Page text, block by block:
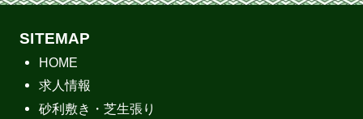
SITEMAP
HOME
求人情報
砂利敷き・芝生張り